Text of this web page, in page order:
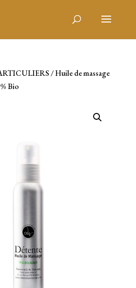
/ Huile de massage
Bio